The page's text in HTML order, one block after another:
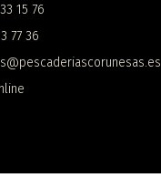
15 76
77 36